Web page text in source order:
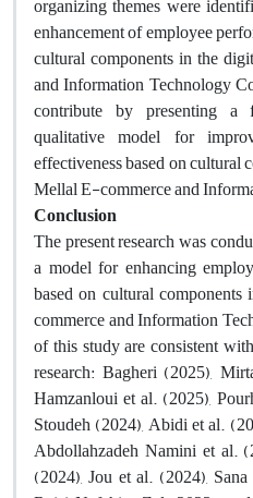
enhancement of employee
cultural components in the
and Information Technology
contribute by presenting
qualitative model for
effectiveness based on cultural
Mellal E-commerce and
Conclusion
The present research was
a model for enhancing
based on cultural
commerce and Information
of this study are consistent
research: Bagheri (2025),
Hamzanloui et al. (2025),
Stoudeh (2024), Abidi et al.
Abdollahzadeh Namini et al.
(2024), Jou et al. (2024),